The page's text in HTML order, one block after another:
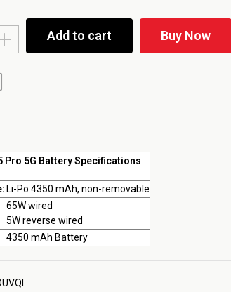
Pro 5G Battery Specifications
Li-Po 4350 mAh, non-removable
65W wired
5W reverse wired
4350 mAh Battery
Add to cart Buy Now